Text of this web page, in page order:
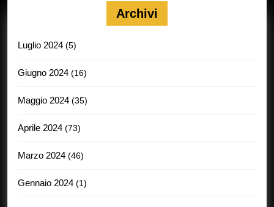
Archivi
Luglio 2024 (5)
Giugno 2024 (16)
Maggio 2024 (35)
Aprile 2024 (73)
Marzo 2024 (46)
Gennaio 2024 (1)